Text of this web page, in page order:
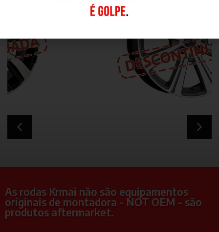
As rodas Krmai não são equipamentos
originais de montadora - NOT OEM - são
produtos aftermarket.